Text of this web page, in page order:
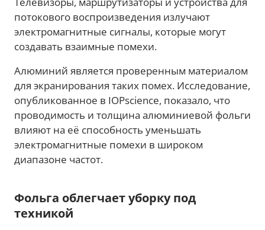
потокового воспроизведения излучают
электромагнитные сигналы, которые могут
создавать взаимные помехи.
Алюминий является проверенным материалом
для экранирования таких помех. Исследование,
опубликованное в IOPscience, показало, что
проводимость и толщина алюминиевой фольги
влияют на её способность уменьшать
электромагнитные помехи в широком
диапазоне частот.
Фольга облегчает уборку под
техникой